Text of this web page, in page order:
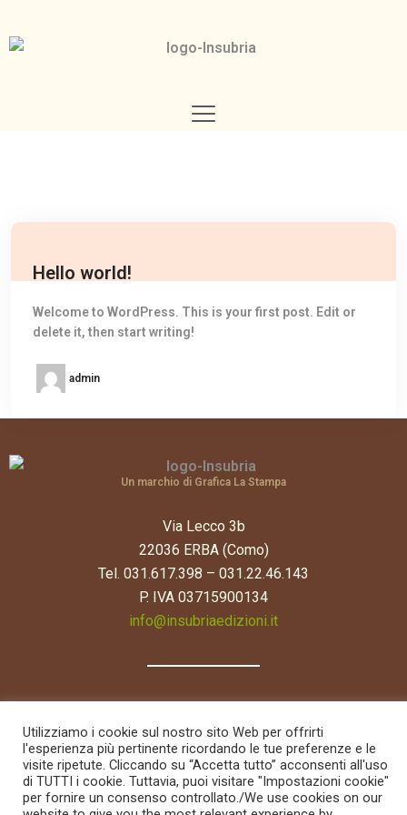
Hello world!
Welcome to WordPress. This is your first post. Edit or
delete it, then start writing!
admin
Un marchio di Grafica La Stampa
Via Lecco 3b
22036 ERBA (Como)
Tel. 031.617.398 – 031.22.46.143
P. IVA 03715900134
info@insubriaedizioni.it
Utilizziamo i cookie sul nostro sito Web per offrirti
l'esperienza più pertinente ricordando le tue preferenze e le
visite ripetute. Cliccando su “Accetta tutto” acconsenti all'uso
di TUTTI i cookie. Tuttavia, puoi visitare "Impostazioni cookie"
per fornire un consenso controllato./We use cookies on our